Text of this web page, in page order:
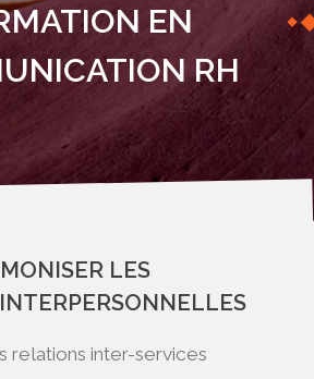
EN
RH
LES
relations inter-services